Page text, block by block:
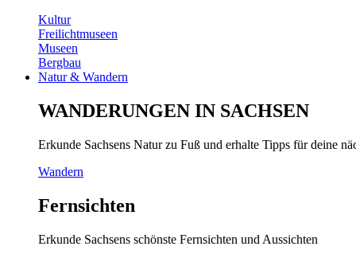
Kultur
Freilichtmuseen
Museen
Bergbau
Natur & Wandern
WANDERUNGEN IN SACHSEN
Erkunde Sachsens Natur zu Fuß und erhalte Tipps für deine
Wandern
Fernsichten
Erkunde Sachsens schönste Fernsichten und Aussichten